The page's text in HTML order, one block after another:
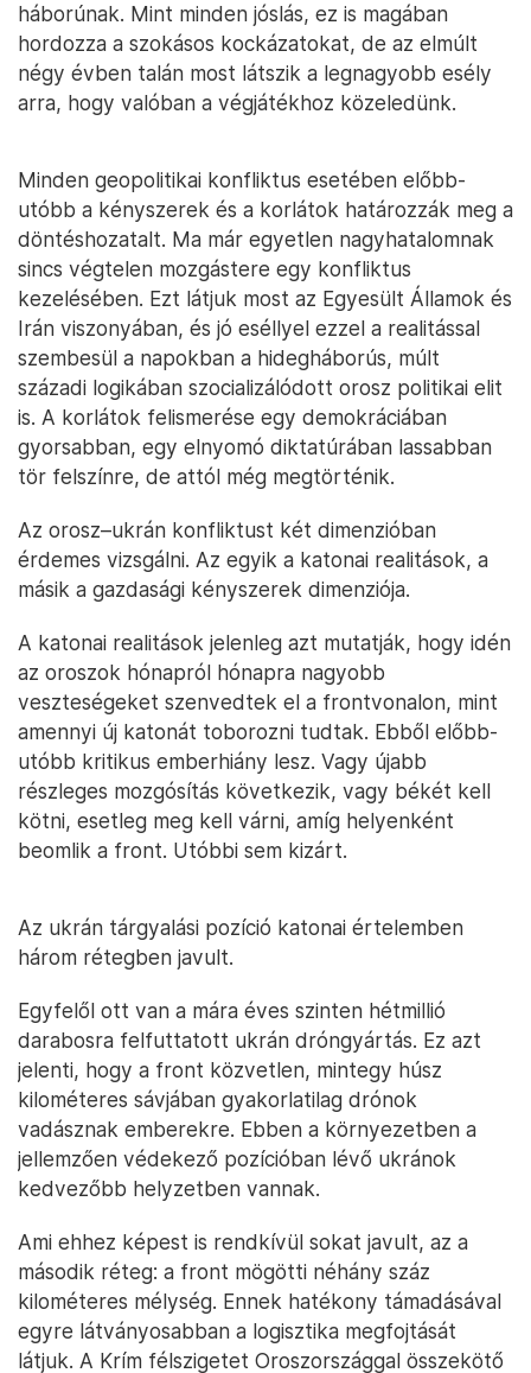
háborúnak. Mint minden jóslás, ez is magában
hordozza a szokásos kockázatokat, de az elmúlt
négy évben talán most látszik a legnagyobb esély
arra, hogy valóban a végjátékhoz közeledünk.
Minden geopolitikai konfliktus esetében előbb-
utóbb a kényszerek és a korlátok határozzák meg a
döntéshozatalt. Ma már egyetlen nagyhatalomnak
sincs végtelen mozgástere egy konfliktus
kezelésében. Ezt látjuk most az Egyesült Államok és
Irán viszonyában, és jó eséllyel ezzel a realitással
szembesül a napokban a hidegháborús, múlt
századi logikában szocializálódott orosz politikai elit
is. A korlátok felismerése egy demokráciában
gyorsabban, egy elnyomó diktatúrában lassabban
tör felszínre, de attól még megtörténik.
Az orosz–ukrán konfliktust két dimenzióban
érdemes vizsgálni. Az egyik a katonai realitások, a
másik a gazdasági kényszerek dimenziója.
A katonai realitások jelenleg azt mutatják, hogy idén
az oroszok hónapról hónapra nagyobb
veszteségeket szenvedtek el a frontvonalon, mint
amennyi új katonát toborozni tudtak. Ebből előbb-
utóbb kritikus emberhiány lesz. Vagy újabb
részleges mozgósítás következik, vagy békét kell
kötni, esetleg meg kell várni, amíg helyenként
beomlik a front. Utóbbi sem kizárt.
Az ukrán tárgyalási pozíció katonai értelemben
három rétegben javult.
Egyfelől ott van a mára éves szinten hétmillió
darabosra felfuttatott ukrán dróngyártás. Ez azt
jelenti, hogy a front közvetlen, mintegy húsz
kilométeres sávjában gyakorlatilag drónok
vadásznak emberekre. Ebben a környezetben a
jellemzően védekező pozícióban lévő ukránok
kedvezőbb helyzetben vannak.
Ami ehhez képest is rendkívül sokat javult, az a
második réteg: a front mögötti néhány száz
kilométeres mélység. Ennek hatékony támadásával
egyre látványosabban a logisztika megfojtását
látjuk. A Krím félszigetet Oroszországgal összekötő